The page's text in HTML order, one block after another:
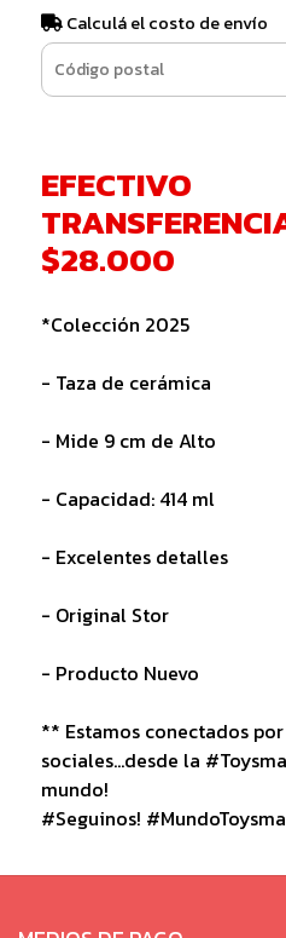
Calculá el costo de envío
EFECTIVO
$28.000
*Colección 2025
- Taza de cerámica
- Mide 9 cm de Alto
- Capacidad: 414 ml
- Excelentes detalles
- Original Stor
- Producto Nuevo
** Estamos conectados
sociales...desde la
mundo!
#Seguinos!